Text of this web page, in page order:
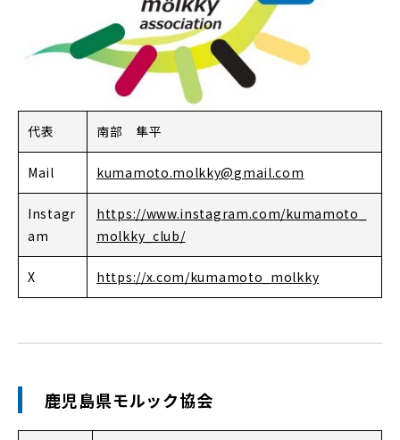
代表 南部 隼平
Mail kumamoto.molkky@gmail.com
Instagr
am
https://www.instagram.com/kumamoto_
molkky_club/
X https://x.com/kumamoto_molkky
鹿児島県モルック協会